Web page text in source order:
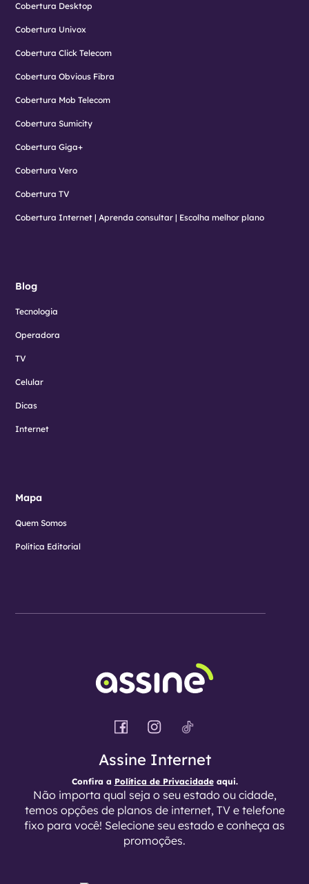
Cobertura Desktop
Cobertura Univox
Cobertura Click Telecom
Cobertura Obvious Fibra
Cobertura Mob Telecom
Cobertura Sumicity
Cobertura Giga+
Cobertura Vero
Cobertura TV
Cobertura Internet | Aprenda consultar | Escolha melhor plano
Blog
Tecnologia
Operadora
TV
Celular
Dicas
Internet
Mapa
Quem Somos
Política Editorial
Assine Internet
Confira a Política de Privacidadeaqui.
Não importa qual seja o seu estado ou cidade,
temos opções de planos de internet, TV e telefone
fixo para você! Selecione seu estado e conheça as
promoções.